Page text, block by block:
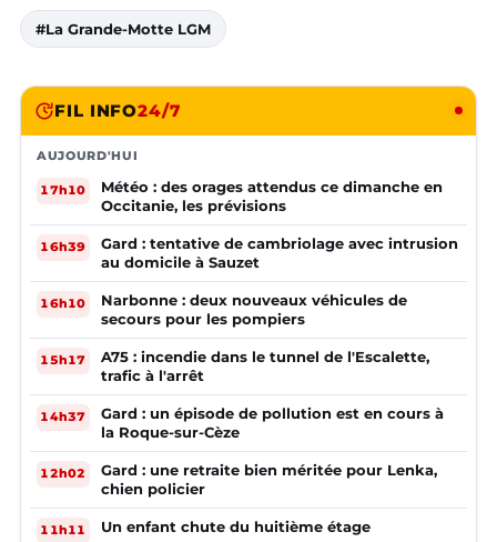
#La Grande-Motte LGM
FIL INFO24/7
AUJOURD'HUI
17h10
Météo : des orages attendus ce dimanche en
Occitanie, les prévisions
16h39
Gard : tentative de cambriolage avec intrusion
au domicile à Sauzet
16h10
Narbonne : deux nouveaux véhicules de
secours pour les pompiers
15h17
A75 : incendie dans le tunnel de l'Escalette,
trafic à l'arrêt
14h37
Gard : un épisode de pollution est en cours à
la Roque-sur-Cèze
12h02
Gard : une retraite bien méritée pour Lenka,
chien policier
11h11 Un enfant chute du huitième étage